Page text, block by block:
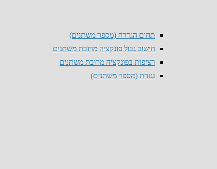
תחום הגדרה (מספר משתנים)
חישוב גבול פונקציה מרובת משתנים
רציפות בפונקציה מרובת משתנים
נגזרת (מספר משתנים)